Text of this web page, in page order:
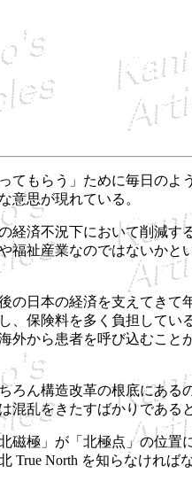
もらう」ために毎日の
意思が現れている。
済不況下において削減
祉産業なのではないか
日本の経済を支えてき
保険料を多く負担して
から患者を呼び込むこ
ん構造改革の根底にあ
混乱をきたすばかりである
極」が「北極点」の位
North を知らなければ